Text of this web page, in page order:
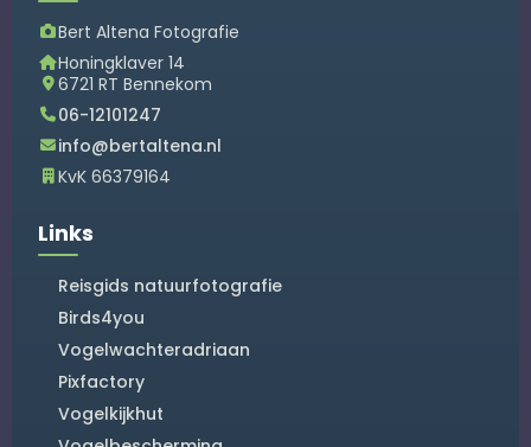
Bert Altena Fotografie
Honingklaver 14
6721 RT Bennekom
06-12101247
info@bertaltena.nl
KvK 66379164
Links
Reisgids natuurfotografie
Birds4you
Vogelwachteradriaan
Pixfactory
Vogelkijkhut